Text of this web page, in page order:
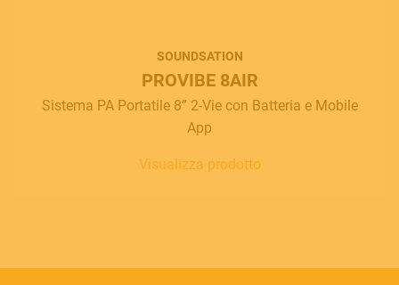
SOUNDSATION
PROVIBE 8AIR
Sistema PA Portatile 8” 2-Vie con Batteria e Mobile
App
Visualizza prodotto